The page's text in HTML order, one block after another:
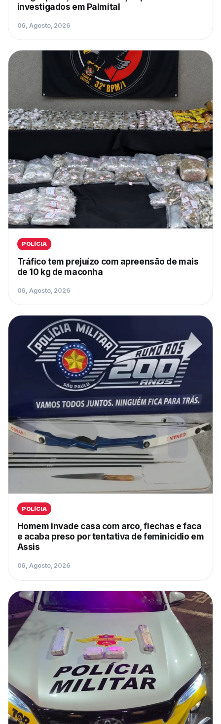
investigados em Palmital
06, Agosto, 2026
POLÍCIA
Tráfico tem prejuízo com apreensão de mais
de 10 kg de maconha
06, Agosto, 2026
POLÍCIA
Homem invade casa com arco, flechas e faca
e acaba preso por tentativa de feminicídio em
Assis
06, Agosto, 2026